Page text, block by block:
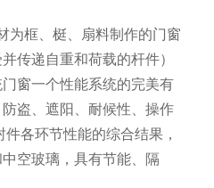
为框、梃、扇料制作的门窗
传递自重和荷载的杆件）
窗一个性能系统的完美有
盗、遮阳、耐候性、操作
各环节性能的综合结果，
空玻璃，具有节能、隔